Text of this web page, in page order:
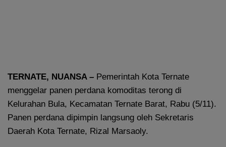
TERNATE, NUANSA – Pemerintah Kota Ternate
menggelar panen perdana komoditas terong di
Kelurahan Bula, Kecamatan Ternate Barat, Rabu (5/11).
Panen perdana dipimpin langsung oleh Sekretaris
Daerah Kota Ternate, Rizal Marsaoly.